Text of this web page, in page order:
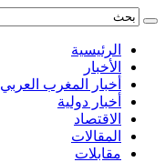
الرئيسية
الأخبار
أخبار المغرب العربي
أخبار دولية
الاقتصاد
المقالات
مقابلات